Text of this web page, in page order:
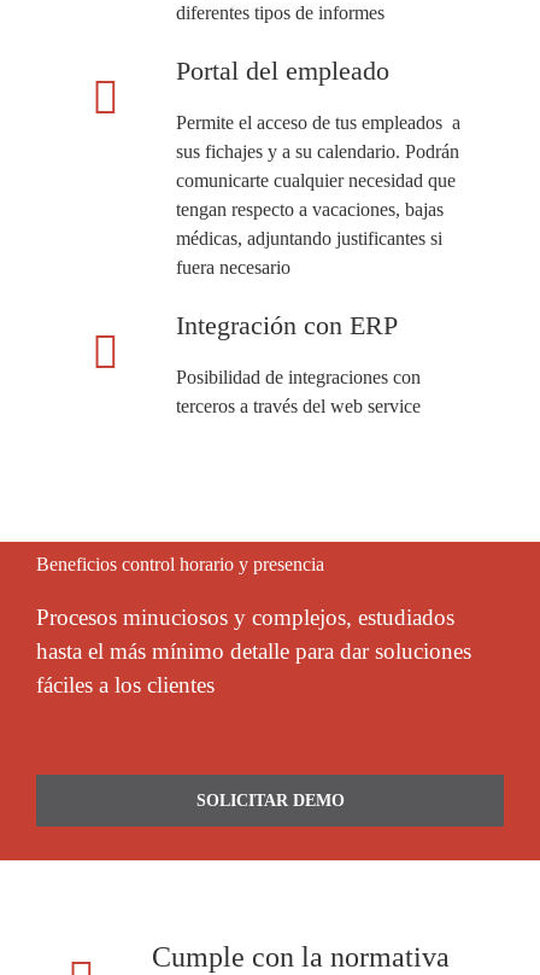
diferentes tipos de informes
Portal del empleado
Permite el acceso de tus empleados a
sus fichajes y a su calendario. Podrán
comunicarte cualquier necesidad que
tengan respecto a vacaciones, bajas
médicas, adjuntando justificantes si
fuera necesario
Integración con ERP
Posibilidad de integraciones con
terceros a través del web service
Beneficios control horario y presencia
Procesos minuciosos y complejos, estudiados
hasta el más mínimo detalle para dar soluciones
fáciles a los clientes
SOLICITAR DEMO
Cumple con la normativa